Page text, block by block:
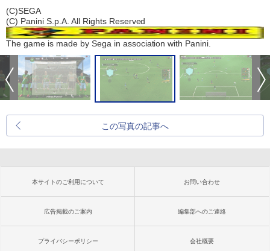
(C)SEGA
(C) Panini S.p.A. All Rights Reserved
The game is made by Sega in association with Panini.
この写真の記事へ
本サイトのご利用について お問い合わせ
広告掲載のご案内 編集部へのご連絡
プライバシーポリシー 会社概要